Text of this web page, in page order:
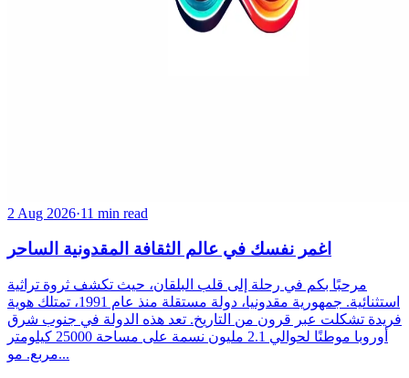
2 Aug 2026·11 min read
اغمر نفسك في عالم الثقافة المقدونية الساحر
مرحبًا بكم في رحلة إلى قلب البلقان، حيث تكشف ثروة تراثية
استثنائية. جمهورية مقدونيا، دولة مستقلة منذ عام 1991، تمتلك هوية
فريدة تشكلت عبر قرون من التاريخ. تعد هذه الدولة في جنوب شرق
أوروبا موطنًا لحوالي 2.1 مليون نسمة على مساحة 25000 كيلومتر
مربع. مو...